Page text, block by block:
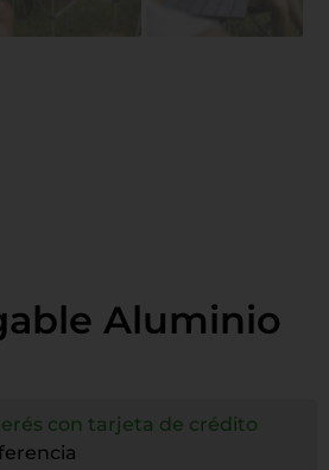
Aluminio
con tarjeta de crédito